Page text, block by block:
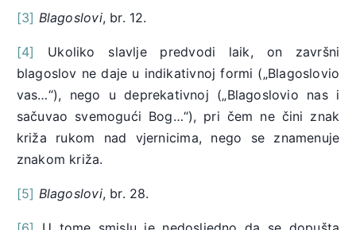
[3] Blagoslovi, br. 12.
[4]
Ukoliko slavlje predvodi laik, on završni
blagoslov ne daje u indikativnoj formi („Blagoslovio
vas…“), nego u deprekativnoj („Blagoslovio nas i
sačuvao svemogući Bog…“), pri čem ne čini znak
križa rukom nad vjernicima, nego se znamenuje
znakom križa.
[5] Blagoslovi, br. 28.